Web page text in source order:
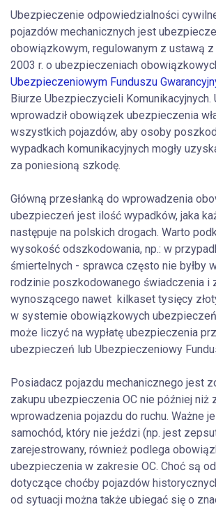
Ubezpieczenie odpowiedzialności
pojazdów mechanicznych jest
obowiązkowym, regulowanym z ustawą z
2003 r. o ubezpieczeniach
Ubezpieczeniowym Funduszu
Biurze Ubezpieczycieli Komunikacyjnych.
wprowadził obowiązek ubezpieczenia
wszystkich pojazdów, aby osoby
wypadkach komunikacyjnych mogły
za poniesioną szkodę.
Główną przesłanką do wprowadzenia
ubezpieczeń jest ilość wypadków, jaka
następuje na polskich drogach. Warto
wysokość odszkodowania, np.: w
śmiertelnych - sprawca często nie byłby
rodzinie poszkodowanego świadczenia i
wynoszącego nawet kilkaset tysięcy
w systemie obowiązkowych
może liczyć na wypłatę ubezpieczenia
ubezpieczeń lub Ubezpieczeniowy
Posiadacz pojazdu mechanicznego jest
zakupu ubezpieczenia OC nie później niż
wprowadzenia pojazdu do ruchu. Ważne
samochód, który nie jeździ (np. jest
zarejestrowany, również podlega
ubezpieczenia w zakresie OC. Choć są
dotyczące choćby pojazdów
od sytuacji można także ubiegać się o